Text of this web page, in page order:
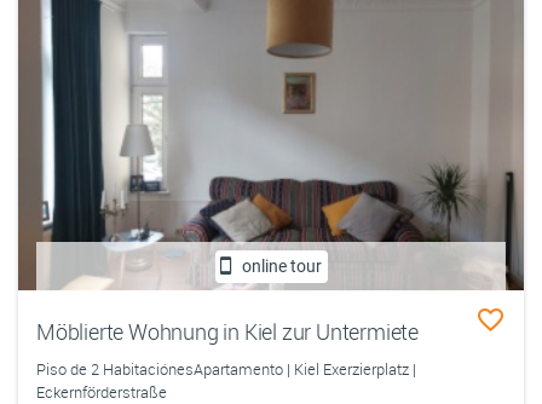
online tour
Möblierte Wohnung in Kiel zur Untermiete
Piso de 2 HabitaciónesApartamento | Kiel Exerzierplatz |
Eckernförderstraße